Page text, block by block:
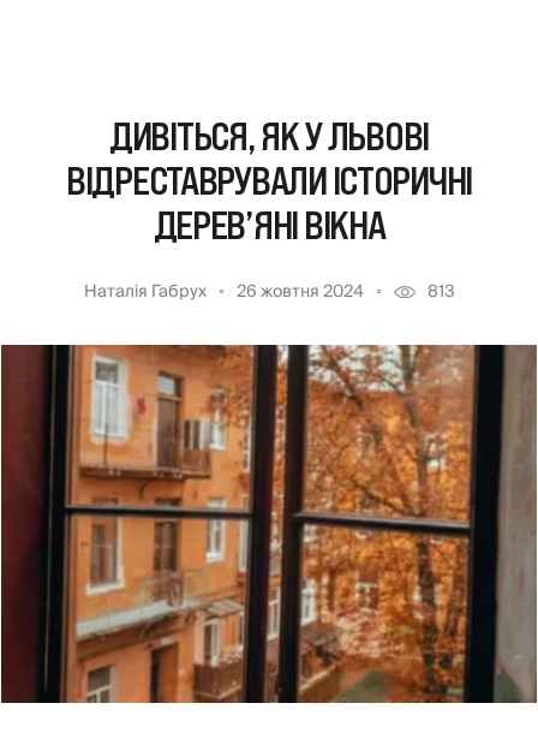
ДИВІТЬСЯ, ЯК У ЛЬВОВІ
ВІДРЕСТАВРУВАЛИ ІСТОРИЧНІ
ДЕРЕВ’ЯНІ ВІКНА
Наталія Габрух 26 жовтня 2024 813